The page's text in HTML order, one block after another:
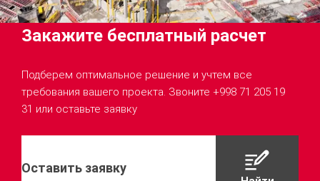
Закажите бесплатный расчет
Подберем оптимальное решение и учтем все
требования вашего проекта. Звоните +998 71 205 19
31 или оставьте заявку
Оставить заявку